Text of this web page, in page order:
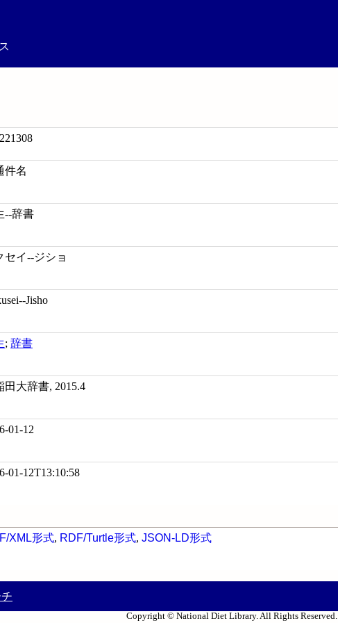
件名
--辞書
セイ--ジショ
Jisho
; 辞書
田大辞書, 2015.4
01-12
01-12T13:10:58
XML形式, RDF/Turtle形式, JSON-LD形式
Copyright © National Diet Library. All Rights Reserved.